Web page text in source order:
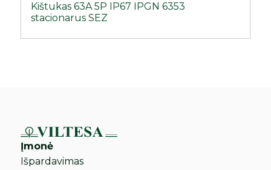
Kištukas 63A 5P IP67 IPGN 6353
stacionarus SEZ
Įmonė
Išpardavimas